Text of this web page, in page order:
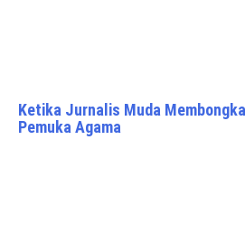
Ketika Jurnalis Muda
Pemuka Agama